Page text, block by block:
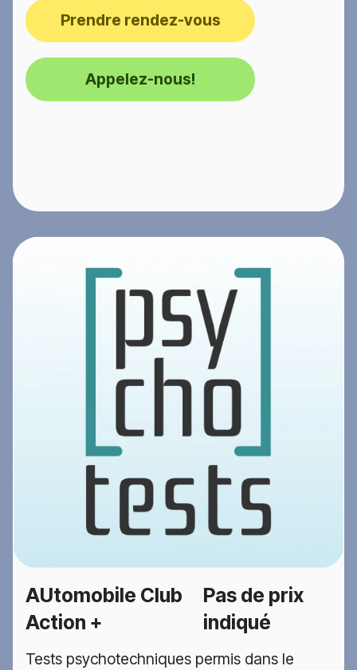
Prendre rendez-vous
Appelez-nous!
AUtomobile Club
Action +
Pas de prix
indiqué
Tests psychotechniques permis dans le